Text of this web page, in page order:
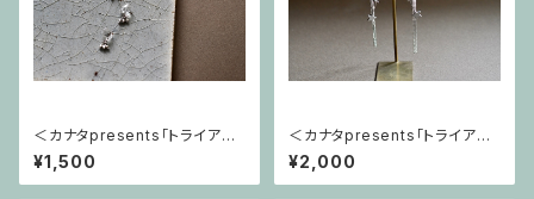
＜カナタpresents「トライアン
グル〜秘密〜」公演グッズ＞カナ
タ × a little somethingコラボ
商品 マスクチャーム
¥1,500
＜カナタpresents「トライアン
グル〜秘密〜」公演グッズ＞カナ
タ × a little somethingコラボ
商品 イヤリング＆ピアス
¥2,000